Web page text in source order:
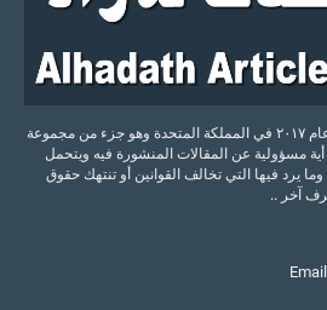
موقع وكالة الحدث للآراء تأسس عام ٢٠١٧ في المملكة المتحدة وهو جزء من مجموعة
أية مسؤولية عن المقالات المنشورة فيه ويتحمل
يرد فيها التي تخالف القوانين أو تنتهك حقوق
آخر ..